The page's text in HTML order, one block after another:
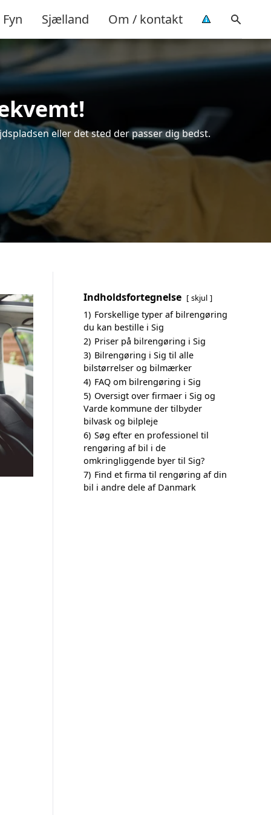
Fyn Sjælland Om / kontakt
eller det sted der passer dig bedst.
Indholdsfortegnelse skjul
1) Forskellige typer af bilrengøring
du kan bestille i Sig
2) Priser på bilrengøring i Sig
3) Bilrengøring i Sig til alle
bilstørrelser og bilmærker
4) FAQ om bilrengøring i Sig
5) Oversigt over firmaer i Sig og
Varde kommune der tilbyder
bilvask og bilpleje
6) Søg efter en professionel til
rengøring af bil i de
omkringliggende byer til Sig?
7) Find et firma til rengøring af din
bil i andre dele af Danmark